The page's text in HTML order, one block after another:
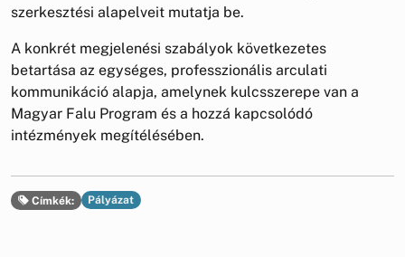
szerkesztési alapelveit mutatja be.
A konkrét megjelenési szabályok következetes
betartása az egységes, professzionális arculati
kommunikáció alapja, amelynek kulcsszerepe van a
Magyar Falu Program és a hozzá kapcsolódó
intézmények megítélésében.
Címkék: Pályázat